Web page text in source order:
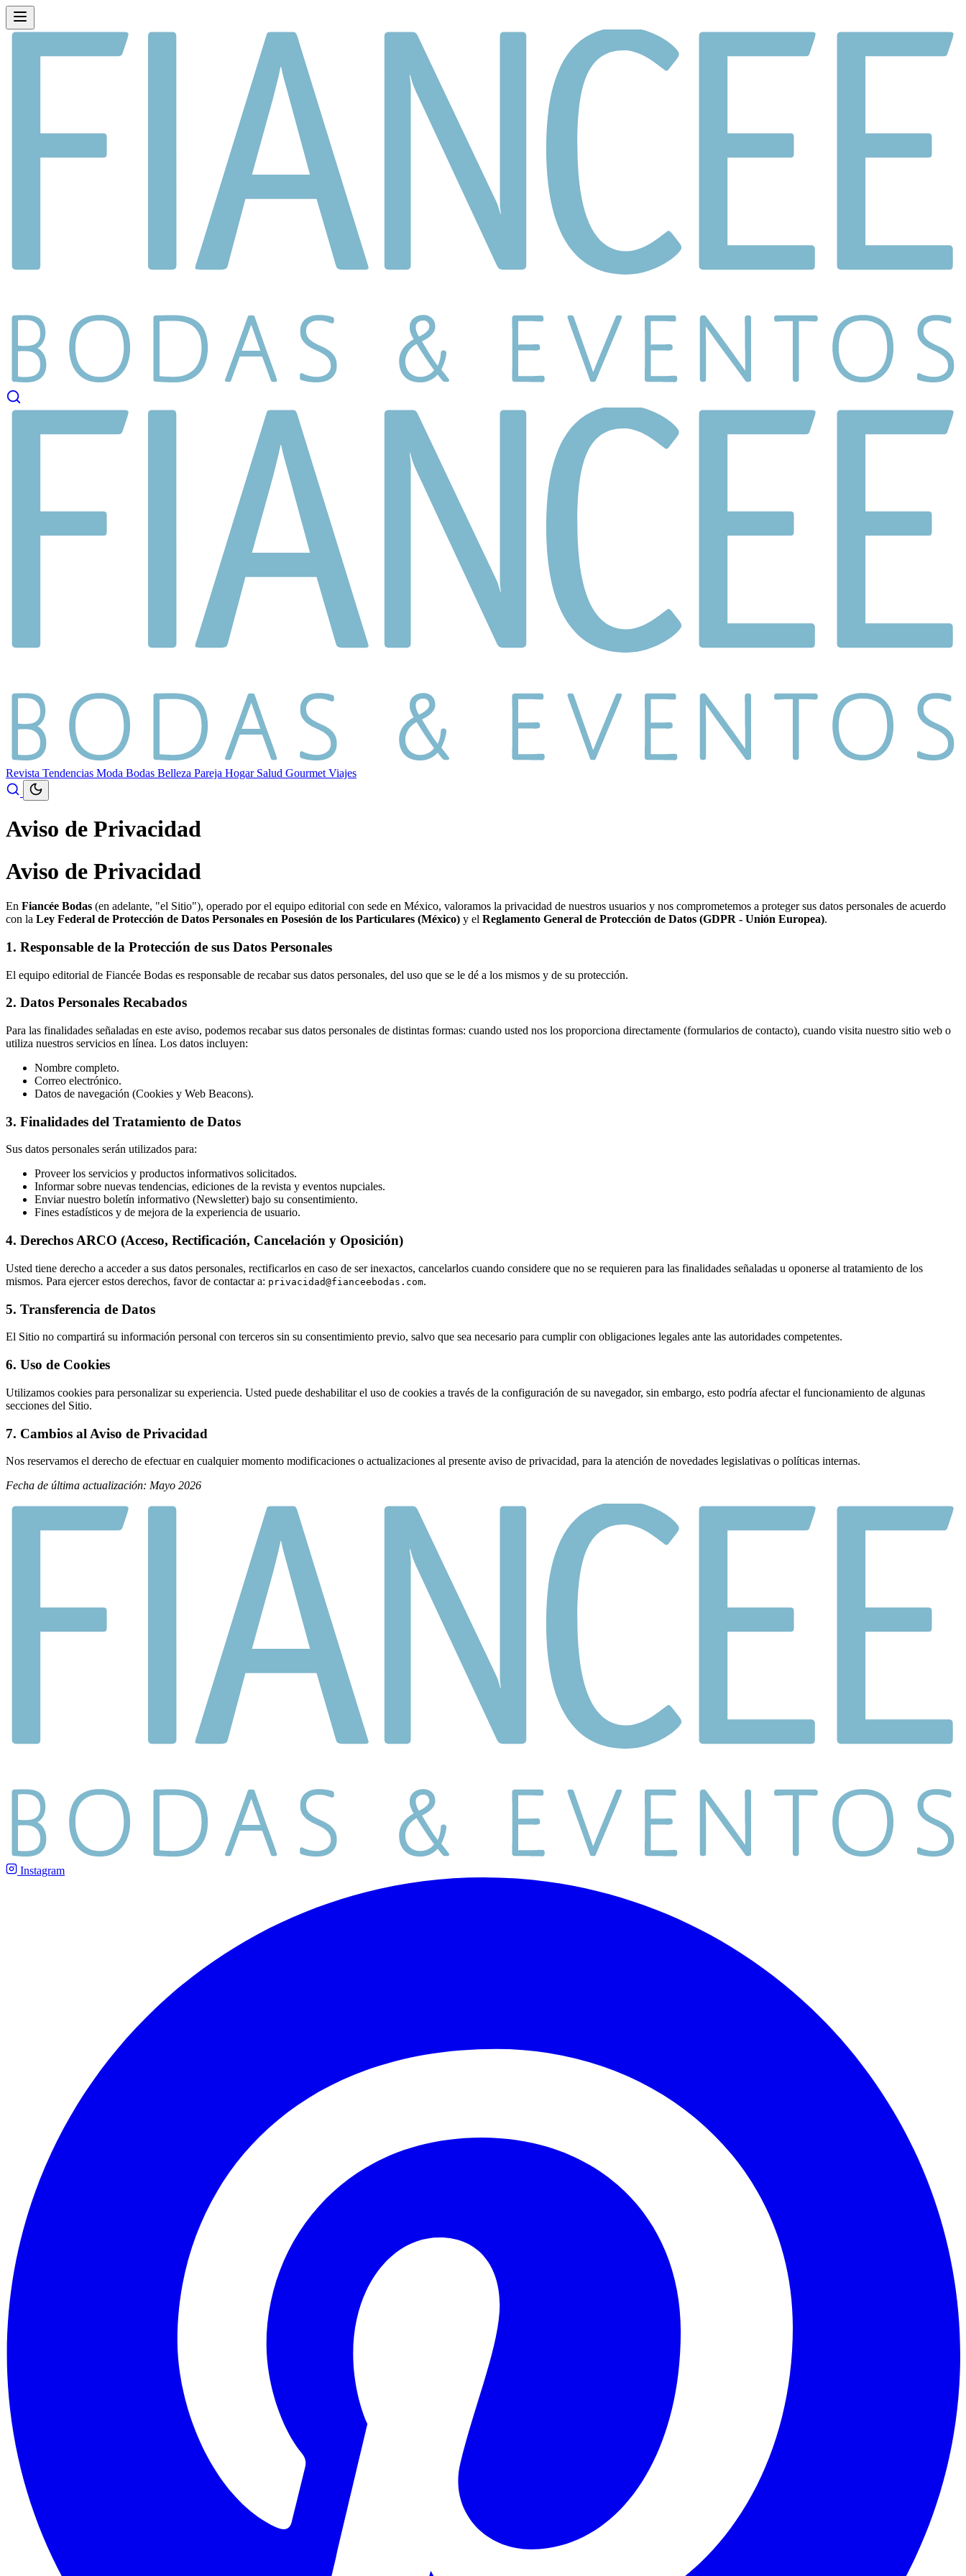
Revista Tendencias Moda Bodas Belleza Pareja Hogar Salud Gourmet Viajes
Aviso de Privacidad
Aviso de Privacidad
En Fiancée Bodas (en adelante, "el Sitio"), operado por el equipo editorial con sede en México, valoramos la privacidad de nuestros usuarios y nos comprometemos a proteger sus datos personales de acuerdo
con la Ley Federal de Protección de Datos Personales en Posesión de los Particulares (México) y el Reglamento General de Protección de Datos (GDPR - Unión Europea).
1. Responsable de la Protección de sus Datos Personales
El equipo editorial de Fiancée Bodas es responsable de recabar sus datos personales, del uso que se le dé a los mismos y de su protección.
2. Datos Personales Recabados
Para las finalidades señaladas en este aviso, podemos recabar sus datos personales de distintas formas: cuando usted nos los proporciona directamente (formularios de contacto), cuando visita nuestro sitio web o
utiliza nuestros servicios en línea. Los datos incluyen:
Nombre completo.
Correo electrónico.
Datos de navegación (Cookies y Web Beacons).
3. Finalidades del Tratamiento de Datos
Sus datos personales serán utilizados para:
Proveer los servicios y productos informativos solicitados.
Informar sobre nuevas tendencias, ediciones de la revista y eventos nupciales.
Enviar nuestro boletín informativo (Newsletter) bajo su consentimiento.
Fines estadísticos y de mejora de la experiencia de usuario.
4. Derechos ARCO (Acceso, Rectificación, Cancelación y Oposición)
Usted tiene derecho a acceder a sus datos personales, rectificarlos en caso de ser inexactos, cancelarlos cuando considere que no se requieren para las finalidades señaladas u oponerse al tratamiento de los
mismos. Para ejercer estos derechos, favor de contactar a: privacidad@fianceebodas.com.
5. Transferencia de Datos
El Sitio no compartirá su información personal con terceros sin su consentimiento previo, salvo que sea necesario para cumplir con obligaciones legales ante las autoridades competentes.
6. Uso de Cookies
Utilizamos cookies para personalizar su experiencia. Usted puede deshabilitar el uso de cookies a través de la configuración de su navegador, sin embargo, esto podría afectar el funcionamiento de algunas
secciones del Sitio.
7. Cambios al Aviso de Privacidad
Nos reservamos el derecho de efectuar en cualquier momento modificaciones o actualizaciones al presente aviso de privacidad, para la atención de novedades legislativas o políticas internas.
Fecha de última actualización: Mayo 2026
Instagram